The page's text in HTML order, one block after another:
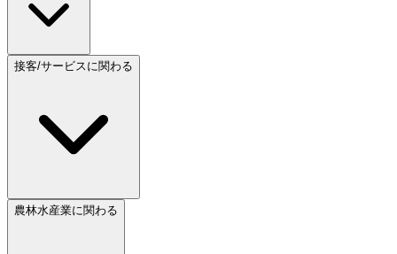
接客/サービスに関わる
農林水産業に関わる